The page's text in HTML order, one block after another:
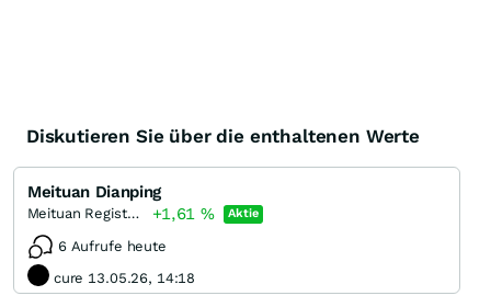
Diskutieren Sie über die enthaltenen Werte
Meituan Dianping
Meituan Registered (B) +1,61% Aktie
6 Aufrufe heute
cure 13.05.26, 14:18